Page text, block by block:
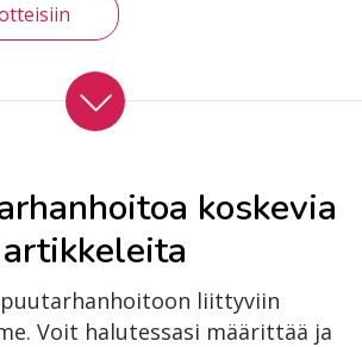
koskevia
artikkeleita
liittyviin
Voit halutessasi määrittää ja